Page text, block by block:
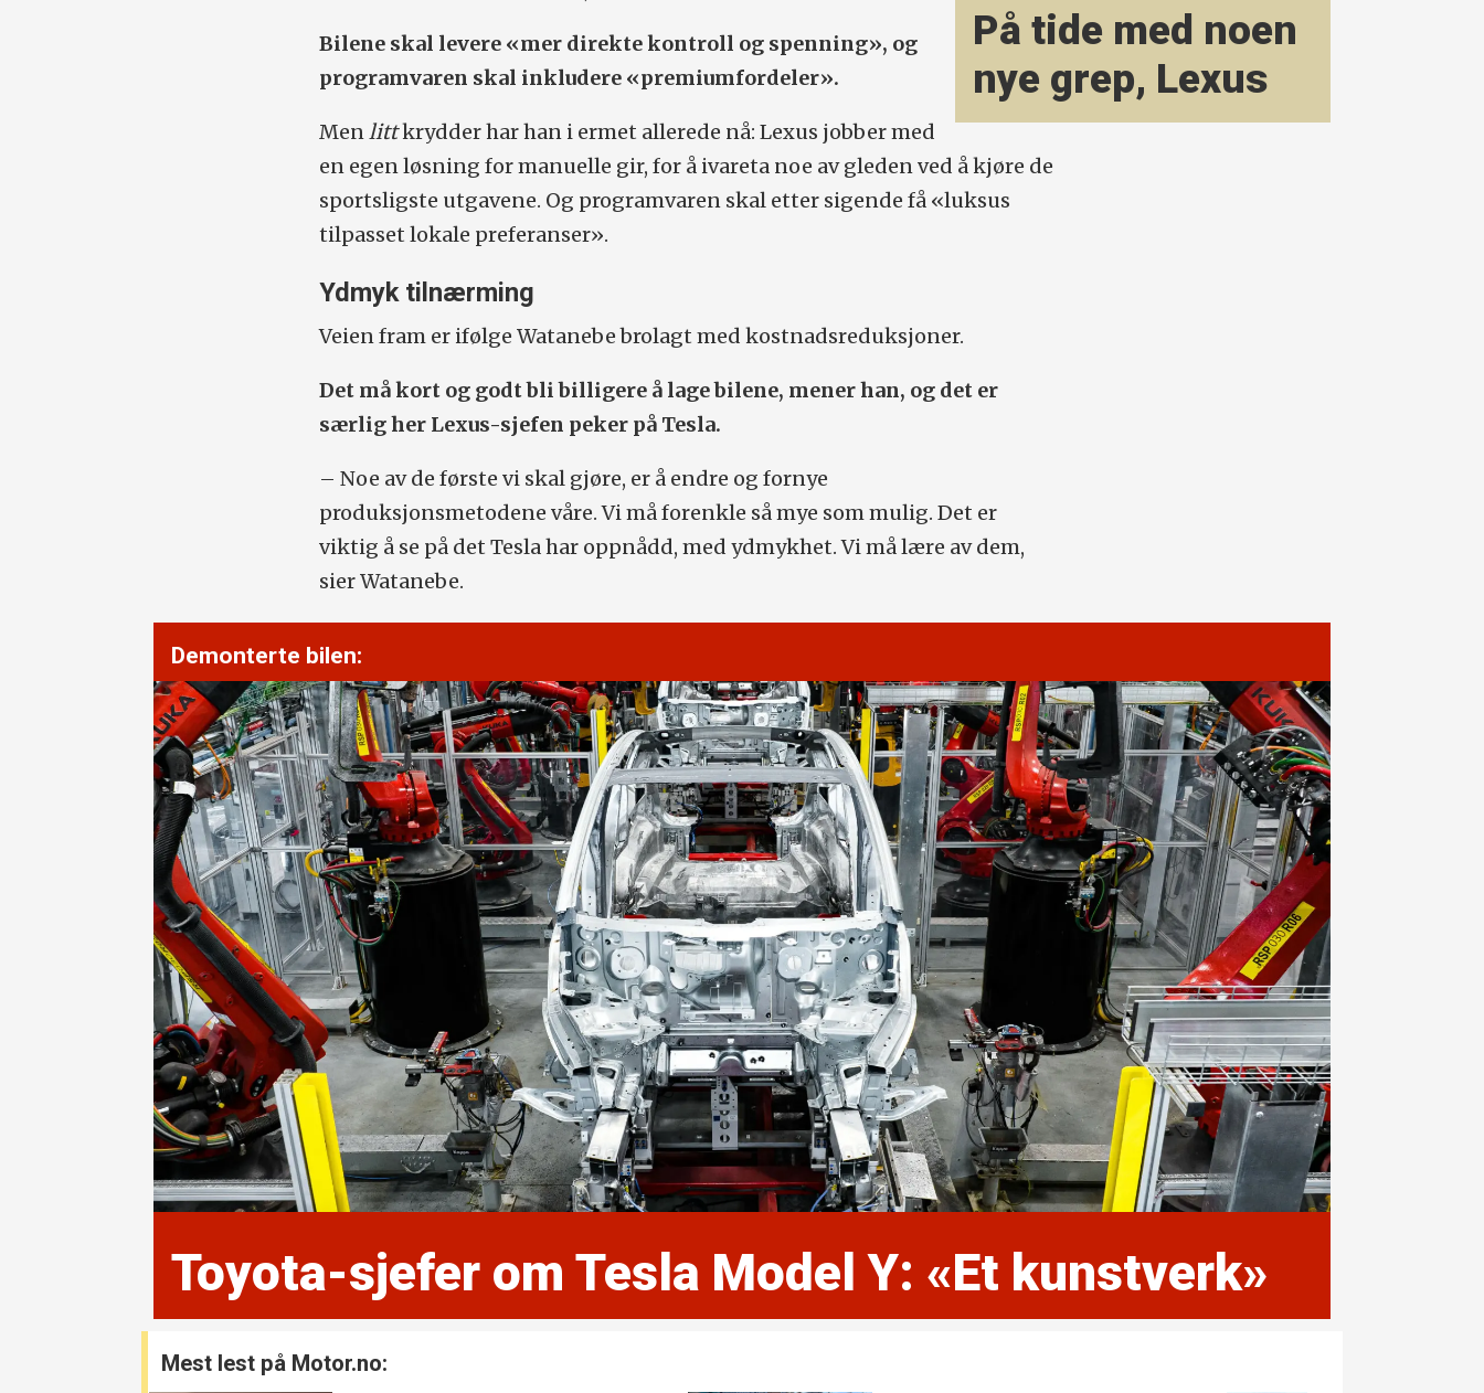
På tide med noen
nye grep, Lexus
Bilene skal levere «mer direkte kontroll og spenning», og
programvaren skal inkludere «premiumfordeler».
Menlittkrydder har han i ermet allerede nå: Lexus jobber med
en egen løsning for manuelle gir, for å ivareta noe av gleden ved å kjøre de
sportsligste utgavene. Og programvaren skal etter sigende få «luksus
tilpasset lokale preferanser».
Ydmyk tilnærming
Veien fram er ifølge Watanebe brolagt med kostnadsreduksjoner.
Det må kort og godt bli billigere å lage bilene, mener han, og det er
særlig her Lexus-sjefen peker på Tesla.
– Noe av de første vi skal gjøre, er å endre og fornye
produksjonsmetodene våre. Vi må forenkle så mye som mulig. Det er
viktig å se på det Tesla har oppnådd, med ydmykhet. Vi må lære av dem,
sier Watanebe.
Demonterte bilen:
Toyota-sjefer om Tesla Model Y: «Et kunstverk»
Mest lest på Motor.no: